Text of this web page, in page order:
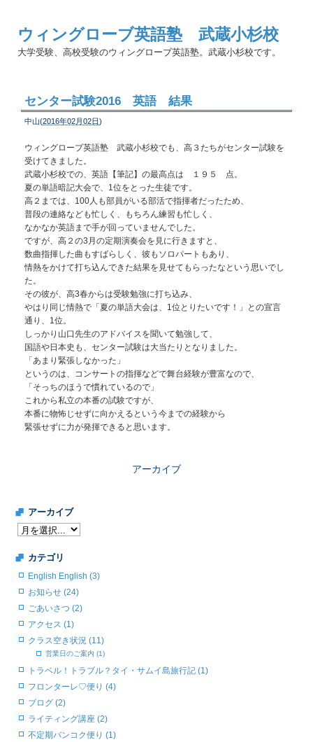
ウィングローブ英語塾 武蔵小杉校
大学受験、高校受験のウィングローブ英語塾。武蔵小杉校です。
センター試験2016 英語 結果
中山(2016年02月02日)
ウィングローブ英語塾 武蔵小杉校でも、高３たちがセンター試験を
受けてきました。
武蔵小杉校での、英語【筆記】の最高点は １９５ 点。
夏の単語暗記大会で、1位をとった生徒です。
高２までは、100人も部員がいる部活で指揮者だったため、
普段の連絡なども忙しく、もちろん練習も忙しく、
なかなか英語まで手が回っていませんでした。
ですが、高２の3月の定期演奏会を見に行きますと、
数曲指揮した曲もすばらしく、彼もソロパートもあり、
情熱をかけて打ち込んできた結果を見せてもらったなという思いでし
た。
その彼が、高3春からは受験勉強に打ち込み、
やはり同じ情熱で「夏の単語大会は、1位とりたいです！」との宣言
通り、1位。
しっかり山口先生のアドバイスを聞いて勉強して、
国語や日本史も、センター試験は大当たりとなりました。
「あまり緊張しなかった」
というのは、コンサートの指揮などで舞台経験が豊富なので、
「そっちのほうで慣れているので」
これから私立の本番の試験ですが、
本番に物怖じせずに向かえるという今までの経験から
緊張せずに力が発揮できると思います。
アーカイブ
アーカイブ
カテゴリ
English English (3)
お知らせ (24)
ごあいさつ (2)
アクセス (1)
クラス空き状況 (11)
営業日のご案内 (1)
トラベル！トラブル？タイ・サムイ島旅行記 (1)
フロンターレ♡便り (4)
ブログ (2)
ライティング講座 (2)
不定期バンコク便り (1)